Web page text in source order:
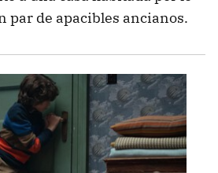
par de apacibles ancianos.